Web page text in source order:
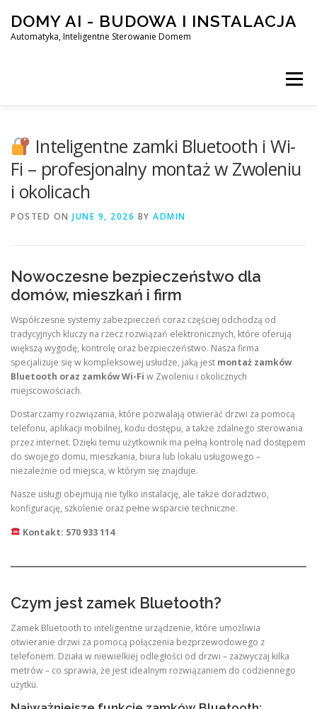
content
DOMY AI - BUDOWA I INSTALACJA
Automatyka, Inteligentne Sterowanie Domem
Menu
SMART DOM AI – AUTOMATYKA, INTELIGENTNE
Inteligentne zamki Bluetooth i Wi-
Fi – profesjonalny montaż w Zwoleniu
i okolicach
POSTED ON JUNE 9, 2026 BY ADMIN
Nowoczesne bezpieczeństwo dla
domów, mieszkań i firm
Współczesne systemy zabezpieczeń coraz częściej odchodzą od
tradycyjnych kluczy na rzecz rozwiązań elektronicznych, które oferują
większą wygodę, kontrolę oraz bezpieczeństwo. Nasza firma
specjalizuje się w kompleksowej usłudze, jaką jest montaż zamków
Bluetooth oraz zamków Wi-Fi w Zwoleniu i okolicznych
miejscowościach.
Dostarczamy rozwiązania, które pozwalają otwierać drzwi za pomocą
telefonu, aplikacji mobilnej, kodu dostępu, a także zdalnego sterowania
przez internet. Dzięki temu użytkownik ma pełną kontrolę nad dostępem
do swojego domu, mieszkania, biura lub lokalu usługowego –
niezależnie od miejsca, w którym się znajduje.
Nasze usługi obejmują nie tylko instalację, ale także doradztwo,
konfigurację, szkolenie oraz pełne wsparcie techniczne.
Kontakt: 570 933 114
Czym jest zamek Bluetooth?
Zamek Bluetooth to inteligentne urządzenie, które umożliwia
otwieranie drzwi za pomocą połączenia bezprzewodowego z
telefonem. Działa w niewielkiej odległości od drzwi – zazwyczaj kilka
metrów – co sprawia, że jest idealnym rozwiązaniem do codziennego
użytku.